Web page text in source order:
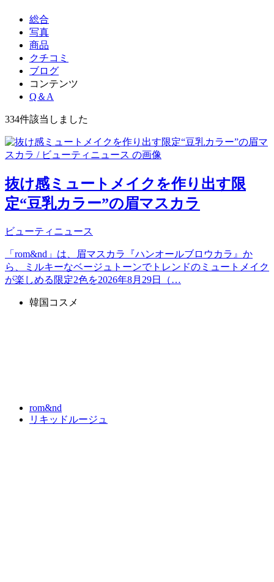
総合
写真
商品
クチコミ
ブログ
コンテンツ
Q＆A
334件該当しました
抜け感ミュートメイクを作り出す限
定“豆乳カラー”の眉マスカラ
ビューティニュース
「rom&nd」は、眉マスカラ『ハンオールブロウカラ』か
ら、ミルキーなベージュトーンでトレンドのミュートメイク
が楽しめる限定2色を2026年8月29日（…
韓国コスメ
rom&nd
リキッドルージュ